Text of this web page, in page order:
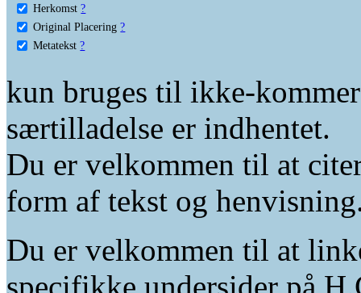
Herkomst ?
Original Placering ?
Metatekst ?
kun bruges til ikke-
særtilladelse er indhentet.
Du er velkommen til at
form af tekst og
Du er velkommen til at
specifikke undersider på